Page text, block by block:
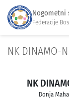
Nogometni
Federacije
NK DINAMO-
NK
Donja